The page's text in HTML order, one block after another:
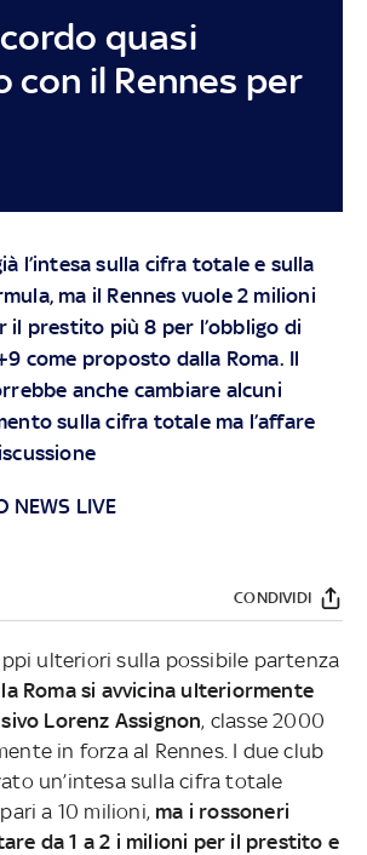
quasi
con il Rennes per
l’intesa sulla cifra totale e sulla
ma il Rennes vuole 2 milioni
il prestito più 8 per l’obbligo di
come proposto dalla Roma. Il
anche cambiare alcuni
sulla cifra totale ma l’affare
NEWS LIVE
CONDIVIDI
ulteriori sulla possibile partenza
la Roma si avvicina ulteriormente
Lorenz Assignon, classe 2000
in forza al Rennes. I due club
un’intesa sulla cifra totale
a 10 milioni, ma i rossoneri
da 1 a 2 i milioni per il prestito e